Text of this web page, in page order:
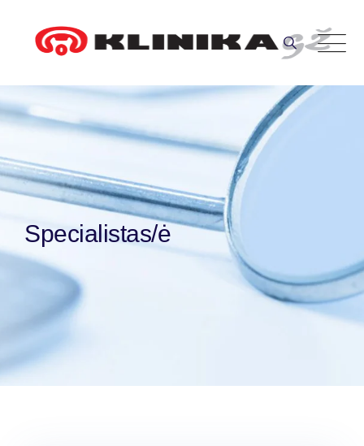
content
Specialistas/ė